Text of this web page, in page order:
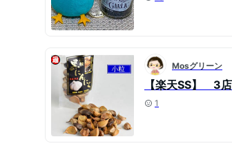
Mosグリーン
【楽天SS】 3
1